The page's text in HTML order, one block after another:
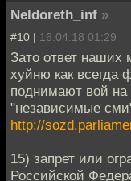
Neldoreth_inf »
#10 | 16.04.18 01:29
Зато ответ наших
хуйню как всегда
поднимают вой на
"независимые
http://
15) запрет или
Российской